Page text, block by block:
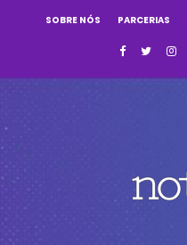
SOBRE NÓS PARCERIAS